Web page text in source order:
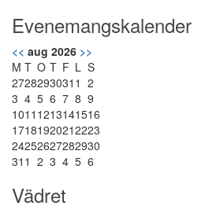
Evenemangskalender
<< aug 2026 >>
M T O T F L S
2728293031 1 2
3 4 5 6 7 8 9
1011 1213141516
17181920212223
24252627282930
31 1 2 3 4 5 6
Vädret